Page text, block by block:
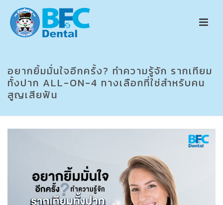
อยากยิ้มมั่นใจอีกครั้ง? ทำความรู้จัก รากเทียม
ทั้งปาก ALL-ON-4 ทางเลือกที่ใช่สำหรับคน
สูญเสียฟัน